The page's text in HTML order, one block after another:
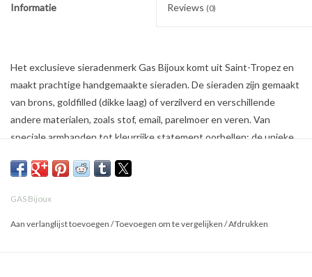
Informatie Reviews (0)
Het exclusieve sieradenmerk Gas Bijoux komt uit Saint-Tropez en
maakt prachtige handgemaakte sieraden. De sieraden zijn gemaakt
van brons, goldfilled (dikke laag) of verzilverd en verschillende
andere materialen, zoals stof, email, parelmoer en veren. Van
speciale armbanden tot kleurrijke statement oorbellen: de unieke
GAS Bijoux
Aan verlanglijst toevoegen /Toevoegen om te vergelijken /Afdrukken